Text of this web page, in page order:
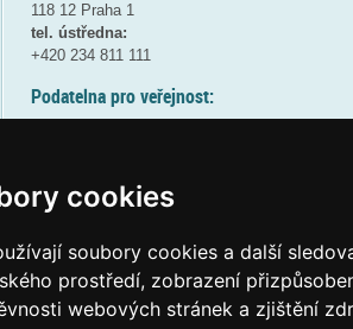
cookies
soubory cookies a další
prostředí, zobrazení
webových stránek a zjištění
118 12 Praha 1
tel. ústředna:
+420 234 811 111
Podatelna pro veřejnost:
(více informací
Elektronická podatelna:
posta@msmtgov cz